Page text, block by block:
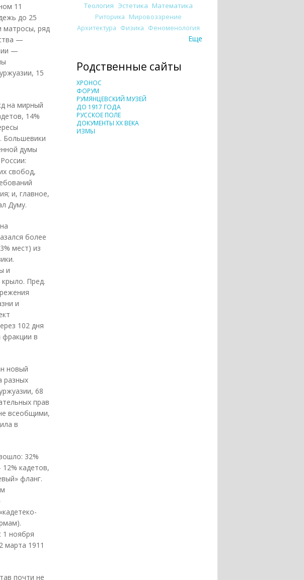
11
до 25
матросы, ряд
—
—
15
на мирный
14%
Большевики
думы
свобод,
и, главное,
Думу.
более
мест) из
и
крыло. Пред.
и
102 дня
в
новый
разных
68
прав
всеобщими,
в
32%
кадетов,
фланг.
1 ноября
марта 1911
почти не
Теология Эстетика Математика
Риторика Мировоззрение
Архитектура Физика Феноменология
Еще
Родственные сайты
ХРОНОС
ФОРУМ
РУМЯНЦЕВСКИЙ МУЗЕЙ
ДО 1917 ГОДА
РУССКОЕ ПОЛЕ
ДОКУМЕНТЫ XX ВЕКА
ИЗМЫ